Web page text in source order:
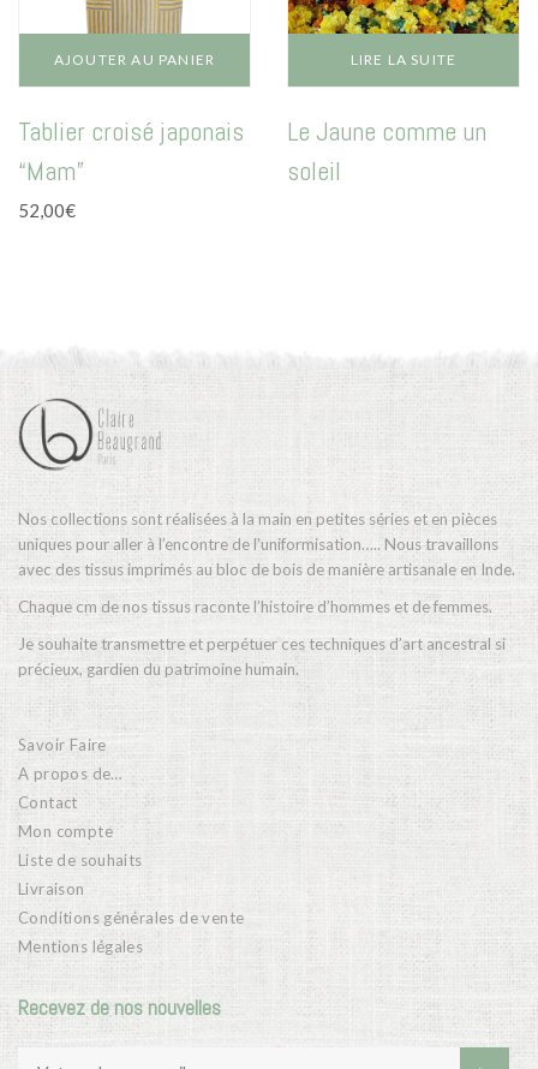
AJOUTER AU PANIER
Tablier croisé japonais
“Mam”
52,00€
LIRE LA SUITE
Le Jaune comme un
soleil
Nos collections sont réalisées à la main en petites séries et en pièces
uniques pour aller à l’encontre de l’uniformisation….. Nous travaillons
avec des tissus imprimés au bloc de bois de manière artisanale en Inde.
Chaque cm de nos tissus raconte l’histoire d’hommes et de femmes.
Je souhaite transmettre et perpétuer ces techniques d’art ancestral si
précieux, gardien du patrimoine humain.
Savoir Faire
A propos de…
Contact
Mon compte
Liste de souhaits
Livraison
Conditions générales de vente
Mentions légales
Recevez de nos nouvelles